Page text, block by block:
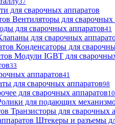
для сварочных аппаратов
Вентиляторы для сварочных
для сварочных аппаратов41
для сварочных
Конденсаторы для
Модули IGBT для
33
аппаратов41
для сварочных аппаратов98
для сварочных аппаратов
для подающих
Транзисторы для сварочных
Штекеры и разъемы